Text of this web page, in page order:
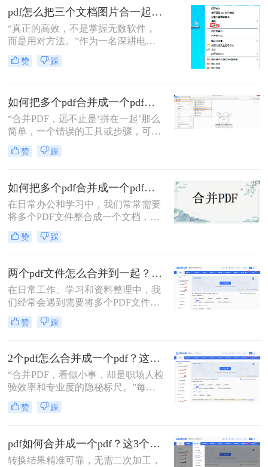
并呢？本文将介绍三种合并PDF文件
的方法。
pdf怎么把三个文档图片合一起？三招搞定，最后一招在线即用无门槛！
“真正的高效，不是掌握无数软件，
而是用对方法。”作为一名深耕电脑
办公软件测评多年的博主，小编经常
在后台收到类似的求助：“手头有三
一个PDF文件里？”
赞 踩
如何把多个pdf合并成一个pdf？5种高效合并方法详解！
“合并PDF，远不止是‘拼在一起’那么
简单，一个错误的工具或步骤，可能
让你精心排版的文档面目全
非。”——这是从业多年，处理过上
赞 踩
如何把多个pdf合并成一个pdf？来试试这两种高效方法！
在日常办公和学习中，我们常常需要
将多个PDF文件整合成一个文档，以
便更好地管理和分享信息。那么如何
把多个pdf合并成一个pdf呢？为了帮
介绍两种简单而实用的方法来合并多
个PDF文件。
赞 踩
两个pdf文件怎么合并到一起？一篇涵盖所有主流方法的终极指南！
在日常工作、学习和资料整理中，我
们经常会遇到需要将多个PDF文件合
并为一个的情况。无论是整合多个章
节的电子书、汇总一份报告的各个部
PDF文档，掌握高效、可靠的PDF合
并技能至关重要。市面上有许多工具
可以实现这一功能，但各有优劣。那
么两个pdf文件怎么合并到一起呢？本
文将为您详细介绍四种主流且有效的
方法，从在线工具的便捷到专业软件
求。
赞 踩
2个pdf怎么合并成一个pdf？这3个方法让你效率翻倍，安全省心！
“合并PDF，看似小事，却是职场人检
验效率和专业度的隐秘标尺。”每到
月底汇总报告、项目结案需整合多方
资料，或是自媒体朋友整理拍摄脚本
PDF文档感到头疼？手动复制粘贴？
格式全乱。
赞 踩
pdf如何合并成一个pdf？这3个免费高效方法，职场人必须掌握！
转换结果精准可靠，无需二次加工，